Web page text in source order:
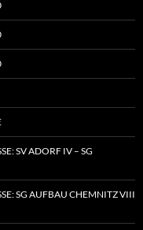
SV ADORF IV – SG
SG AUFBAU CHEMNITZ VIII